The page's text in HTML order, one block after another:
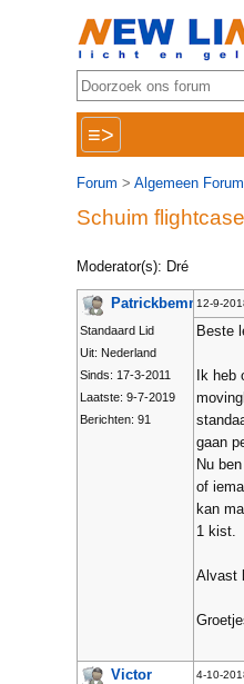
≡>
Forum > Algemeen Forum
Schuim flightcase
Moderator(s): Dré
Patrickbemmel
Standaard Lid
Uit: Nederland
Sinds: 17-3-2011
Laatste: 9-7-2019
Berichten: 91
12-9-
Beste
Ik heb
gaan
Nu
of
kan
1 kist.
Alvast
Victor 4-10-